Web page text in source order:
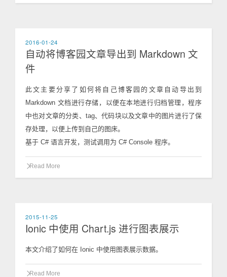
2016-01-24
自动将博客园文章导出到 Markdown 文
件
此文主要分享了如何将自己博客园的文章自动导出到
Markdown 文档进行存储，以便在本地进行归档管理，程序
中也对文章的分类、tag、代码块以及文章中的图片进行了保
存处理，以便上传到自己的图床。
基于 C# 语言开发，测试调用为 C# Console 程序。
Read More
2015-11-25
Ionic 中使用 Chart.js 进行图表展示
本文介绍了如何在 Ionic 中使用图表展示数据。
Read More